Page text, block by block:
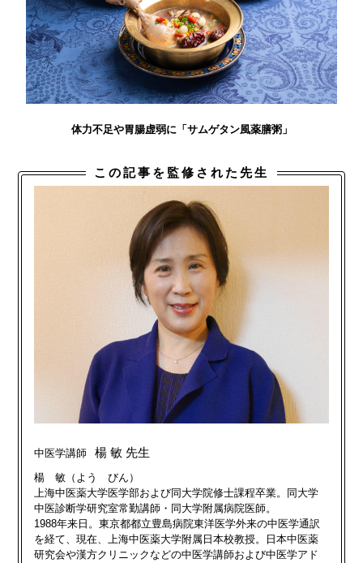
体力不足や胃腸虚弱に「サムゲタン風薬膳粥」
この記事を監修された先生
中医学講師 楊 敏 先生
楊 敏（よう びん）
上海中医薬大学医学部および同大学院修士課程卒業。同大学
中医診断学研究室常勤講師・同大学附属病院医師。
1988年来日。東京都都立豊島病院東洋医学外来の中医学通訳
を経て、現在、上海中医薬大学附属日本校教授。日本中医薬
研究会や漢方クリニックなどの中医学講師および中医学アド